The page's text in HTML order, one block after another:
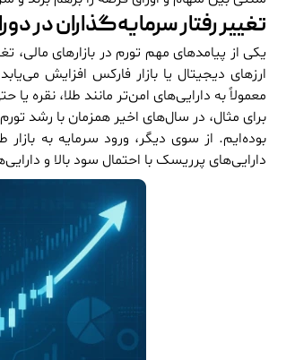
تغییر رفتار سرمایه‌گذاران در
یکی از پیامدهای مهم تورم در بازارهای مالی،
ارزهای دیجیتال یا بازار فارکس افزایش
معمولاً به دارایی‌های امن‌تر مانند طلا، نقره
برای مثال، در سال‌های اخیر همزمان با رشد
بوده‌ایم. از سوی دیگر، ورود سرمایه به
دارایی‌های پرریسک با احتمال سود بالا و